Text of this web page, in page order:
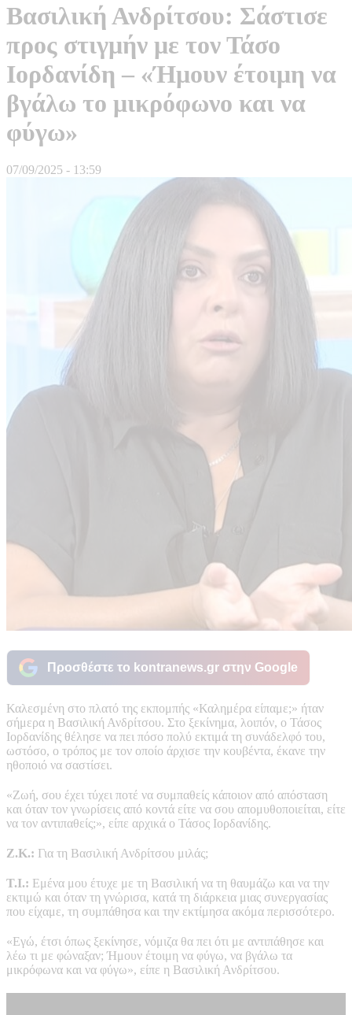
Βασιλική Ανδρίτσου: Σάστισε
προς στιγμήν με τον Τάσο
Ιορδανίδη – «Ήμουν έτοιμη να
βγάλω το μικρόφωνο και να
φύγω»
07/09/2025 - 13:59
Προσθέστε το kontranews.gr στην Google
Καλεσμένη στο πλατό της εκπομπής «Καλημέρα είπαμε;» ήταν
σήμερα η Βασιλική Ανδρίτσου. Στο ξεκίνημα, λοιπόν, ο Τάσος
Ιορδανίδης θέλησε να πει πόσο πολύ εκτιμά τη συνάδελφό του,
ωστόσο, ο τρόπος με τον οποίο άρχισε την κουβέντα, έκανε την
ηθοποιό να σαστίσει.
«Ζωή, σου έχει τύχει ποτέ να συμπαθείς κάποιον από απόσταση
και όταν τον γνωρίσεις από κοντά είτε να σου απομυθοποιείται, είτε
να τον αντιπαθείς;», είπε αρχικά ο Τάσος Ιορδανίδης.
Ζ.Κ.: Για τη Βασιλική Ανδρίτσου μιλάς;
Τ.Ι.: Εμένα μου έτυχε με τη Βασιλική να τη θαυμάζω και να την
εκτιμώ και όταν τη γνώρισα, κατά τη διάρκεια μιας συνεργασίας
που είχαμε, τη συμπάθησα και την εκτίμησα ακόμα περισσότερο.
«Εγώ, έτσι όπως ξεκίνησε, νόμιζα θα πει ότι με αντιπάθησε και
λέω τι με φώναξαν; Ήμουν έτοιμη να φύγω, να βγάλω τα
μικρόφωνα και να φύγω», είπε η Βασιλική Ανδρίτσου.